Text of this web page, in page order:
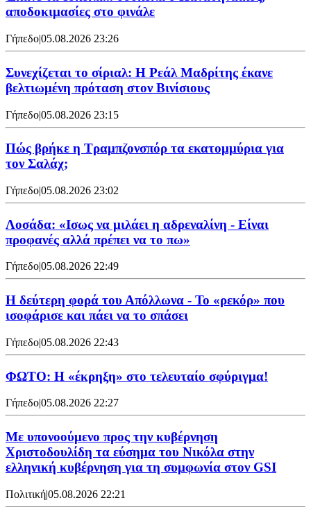
αποδοκιμασίες στο φινάλε
Γήπεδο|05.08.2026 23:26
Συνεχίζεται το σίριαλ: Η Ρεάλ Μαδρίτης έκανε
βελτιωμένη πρόταση στον Βινίσιους
Γήπεδο|05.08.2026 23:15
Πώς βρήκε η Τραμπζονσπόρ τα εκατομμύρια για
τον Σαλάχ;
Γήπεδο|05.08.2026 23:02
Λοσάδα: «Ισως να μιλάει η αδρεναλίνη - Είναι
προφανές αλλά πρέπει να το πω»
Γήπεδο|05.08.2026 22:49
Η δεύτερη φορά του Απόλλωνα - Το «ρεκόρ» που
ισοφάρισε και πάει να το σπάσει
Γήπεδο|05.08.2026 22:43
ΦΩΤΟ: Η «έκρηξη» στο τελευταίο σφύριγμα!
Γήπεδο|05.08.2026 22:27
Με υπονοούμενο προς την κυβέρνηση
Χριστοδουλίδη τα εύσημα του Νικόλα στην
ελληνική κυβέρνηση για τη συμφωνία στον GSI
Πολιτική|05.08.2026 22:21